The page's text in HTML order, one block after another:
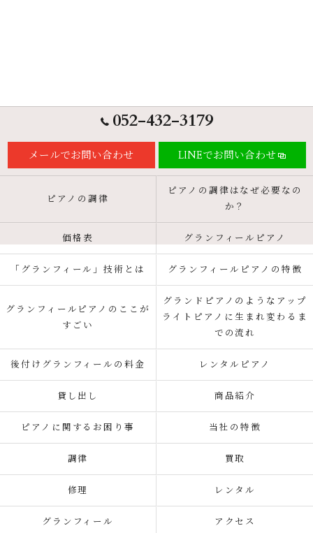
052-432-3179
メールでお問い合わせ LINEでお問い合わせ
ピアノの調律
ピアノの調律はなぜ必要なの
か？
価格表 グランフィールピアノ
「グランフィール」技術とは グランフィールピアノの特徴
グランフィールピアノのここが
すごい
グランドピアノのようなアップ
ライトピアノに生まれ変わるま
での流れ
後付けグランフィールの料金 レンタルピアノ
貸し出し 商品紹介
ピアノに関するお困り事 当社の特徴
調律 買取
修理 レンタル
グランフィール アクセス